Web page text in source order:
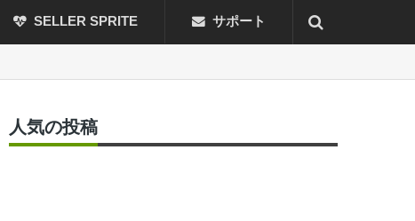
SELLER SPRITE サポート
人気の投稿